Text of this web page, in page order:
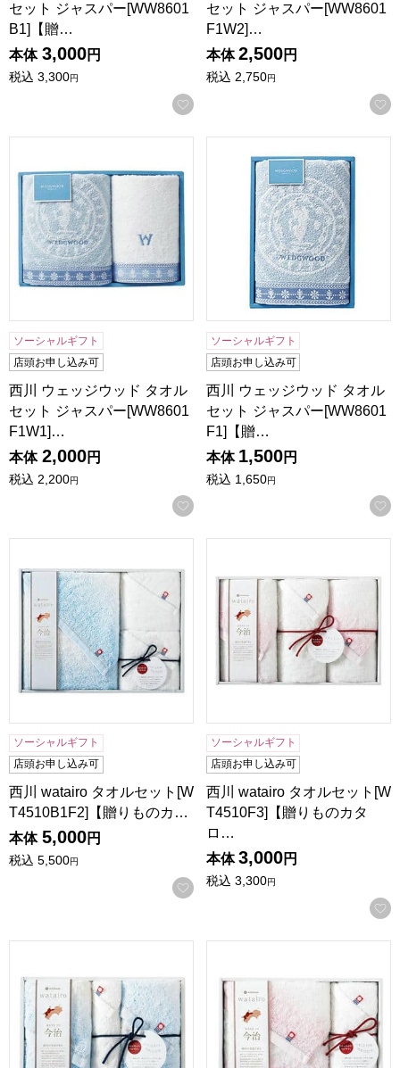
セット ジャスパー[WW8601
B1]【贈…
本体 3,000円
税込 3,300円
お気に入りに登録する
セット ジャスパー[WW8601
F1W2]…
本体 2,500円
税込 2,750円
ソーシャルギフト
店頭お申し込み可
西川 ウェッジウッド タオル
セット ジャスパー[WW8601
F1W1]…
本体 2,000円
税込 2,200円
お気に入りに登録する
ソーシャルギフト
店頭お申し込み可
西川 ウェッジウッド タオル
セット ジャスパー[WW8601
F1]【贈…
本体 1,500円
税込 1,650円
ソーシャルギフト
店頭お申し込み可
西川 watairo タオルセット[W
T4510B1F2]【贈りものカ…
本体 5,000円
税込 5,500円
お気に入りに登録する
ソーシャルギフト
店頭お申し込み可
西川 watairo タオルセット[W
T4510F3]【贈りものカタ
ロ…
本体 3,000円
税込 3,300円